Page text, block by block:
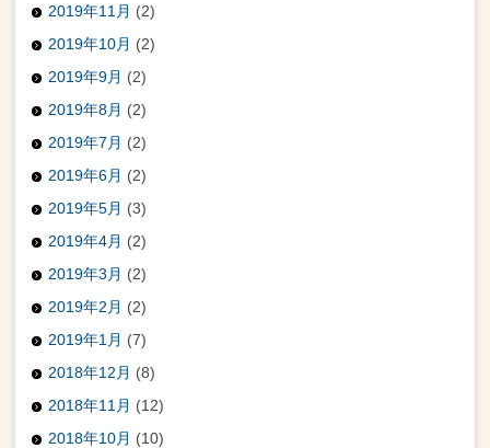
2019年11月 (2)
2019年10月 (2)
2019年9月 (2)
2019年8月 (2)
2019年7月 (2)
2019年6月 (2)
2019年5月 (3)
2019年4月 (2)
2019年3月 (2)
2019年2月 (2)
2019年1月 (7)
2018年12月 (8)
2018年11月 (12)
2018年10月 (10)